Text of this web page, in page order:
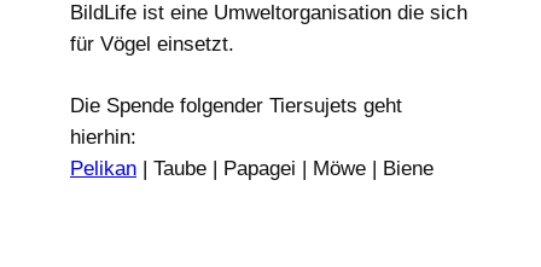
BildLife ist eine Umweltorganisation die sich
für Vögel einsetzt.
Die Spende folgender Tiersujets geht
hierhin:
Pelikan | Taube | Papagei | Möwe | Biene